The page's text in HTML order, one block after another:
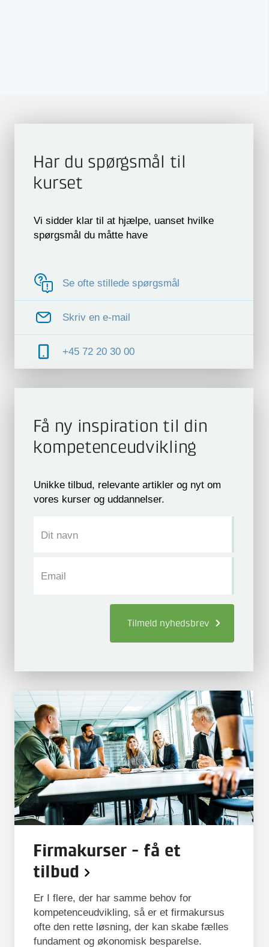
Har du spørgsmål til
kurset
Vi sidder klar til at hjælpe, uanset hvilke
spørgsmål du måtte have
Se ofte stillede spørgsmål
Skriv en e-mail
+45 72 20 30 00
Få ny inspiration til din
kompetence­udvikling
Unikke tilbud, relevante artikler og nyt om
vores kurser og uddannelser.
Dit navn
Email
Tilmeld nyhedsbrev
Firmakurser - få et
tilbud
Er I flere, der har samme behov for
kompetenceudvikling, så er et firmakursus
ofte den rette løsning, der kan skabe fælles
fundament og økonomisk besparelse.